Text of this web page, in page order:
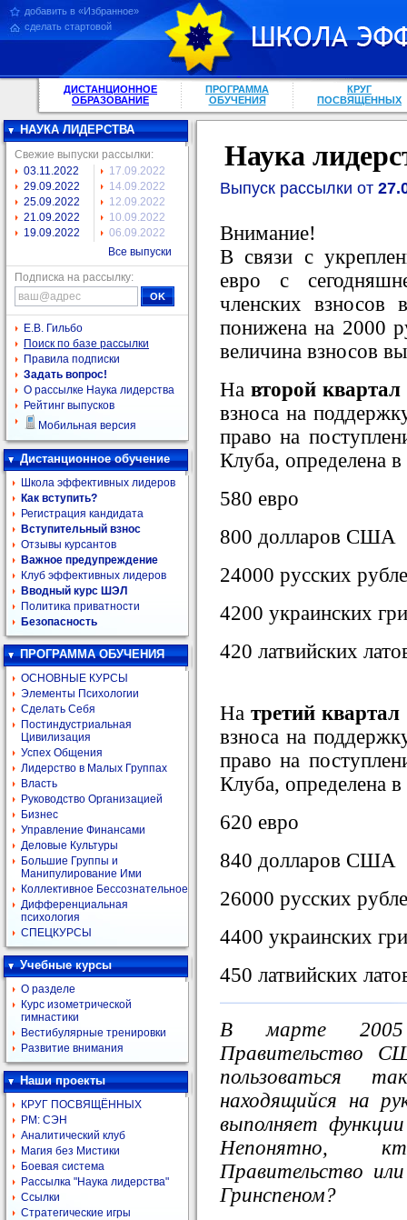
добавить в «Избранное»
сделать стартовой
ДИСТАНЦИОННОЕ
ОБРАЗОВАНИЕ
ПРОГРАММА
ОБУЧЕНИЯ
КРУГ
ПОСВЯЩЕННЫХ
НАУКА ЛИДЕРСТВА
Свежие выпуски рассылки:
03.11.2022
29.09.2022
25.09.2022
21.09.2022
19.09.2022
17.09.2022
14.09.2022
12.09.2022
10.09.2022
06.09.2022
Все выпуски
Подписка на рассылку:
Е.В. Гильбо
Поиск по базе рассылки
Правила подписки
Задать вопрос!
О рассылке Наука лидерства
Рейтинг выпусков
Мобильная версия
Дистанционное обучение
Школа эффективных лидеров
Как вступить?
Регистрация кандидата
Вступительный взнос
Отзывы курсантов
Важное предупреждение
Клуб эффективных лидеров
Вводный курс ШЭЛ
Политика приватности
Безопасность
ПРОГРАММА ОБУЧЕНИЯ
ОСНОВНЫЕ КУРСЫ
Элементы Психологии
Сделать Себя
Постиндустриальная
Цивилизация
Успех Общения
Лидерство в Малых Группах
Власть
Руководство Организацией
Бизнес
Управление Финансами
Деловые Культуры
Большие Группы и
Манипулирование Ими
Коллективное Бессознательное
Дифференциальная
психология
СПЕЦКУРСЫ
Учебные курсы
О разделе
Курс изометрической
гимнастики
Вестибулярные тренировки
Развитие внимания
Наши проекты
КРУГ ПОСВЯЩЁННЫХ
РМ: СЭН
Аналитический клуб
Магия без Мистики
Боевая система
Рассылка "Наука лидерства"
Ссылки
Стратегические игры
Наука
Выпуск рассылки от
Внимание!
В связи с
евро с
членских
понижена на 2000
величина взносов
На второй квартал
взноса на
право на
Клуба, определена в
580 евро
800 долларов США
24000 русских
4200 украинских
420 латвийских
Натретий квартал
взноса на
право на
Клуба, определена в
620 евро
840 долларов США
26000 русских
4400 украинских
450 латвийских
В марте 2005
Правительство
пользоваться
находящийся на
выполняет
Непонятно,
Правительство
Гринспеном?